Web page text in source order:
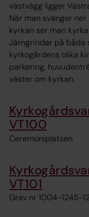
västvägg ligger
När man svänger
kyrkan ser man
Järngrindar på båda
kyrkogårdens olika
parkering,
väster om kyrkan.
VT100
Ceremoniplatsen
VT101
Grav nr 1004-1245-